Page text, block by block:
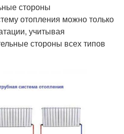
стороны
отопления можно только
учитывая
стороны всех типов